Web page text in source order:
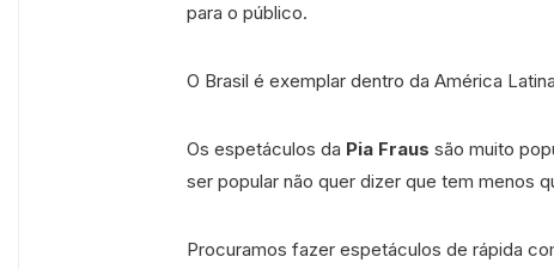
para o público.
O Brasil é exemplar dentro da América
Os espetáculos da Pia Fraus são muito
ser popular não quer dizer que tem menos
Procuramos fazer espetáculos de rápida